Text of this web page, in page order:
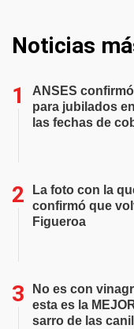
Noticias
ANSES
para jubilados
las fechas de
La foto con la
confirmó que
Figueroa
No es con
esta es la
sarro de las